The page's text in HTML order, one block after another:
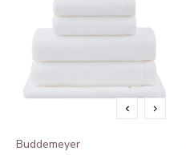
Buddemeyer